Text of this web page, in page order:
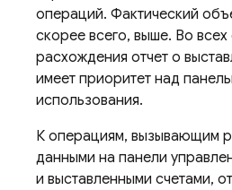
операций. Фактический
скорее всего, выше. Во всех
расхождения отчет о
имеет приоритет над
использования.
К операциям, вызывающим
данными на панели
и выставленными счетами,